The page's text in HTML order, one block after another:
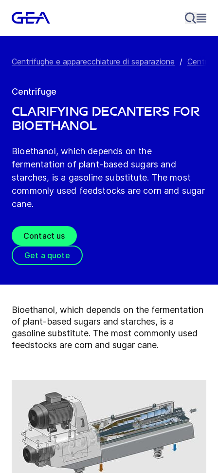
Centrifughe e apparecchiature di separazione /
Centrifuge
Clarifying decanters for
bioethanol
Bioethanol, which depends on the
fermentation of plant-based sugars and
starches, is a gasoline substitute. The most
commonly used feedstocks are corn and sugar
cane.
Contact us
Get a quote
Bioethanol, which depends on the fermentation
of plant-based sugars and starches, is a
gasoline substitute. The most commonly used
feedstocks are corn and sugar cane.